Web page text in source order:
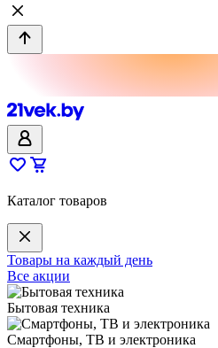
Каталог товаров
Товары на каждый день
Все акции
Бытовая техника
Смартфоны, ТВ и электроника